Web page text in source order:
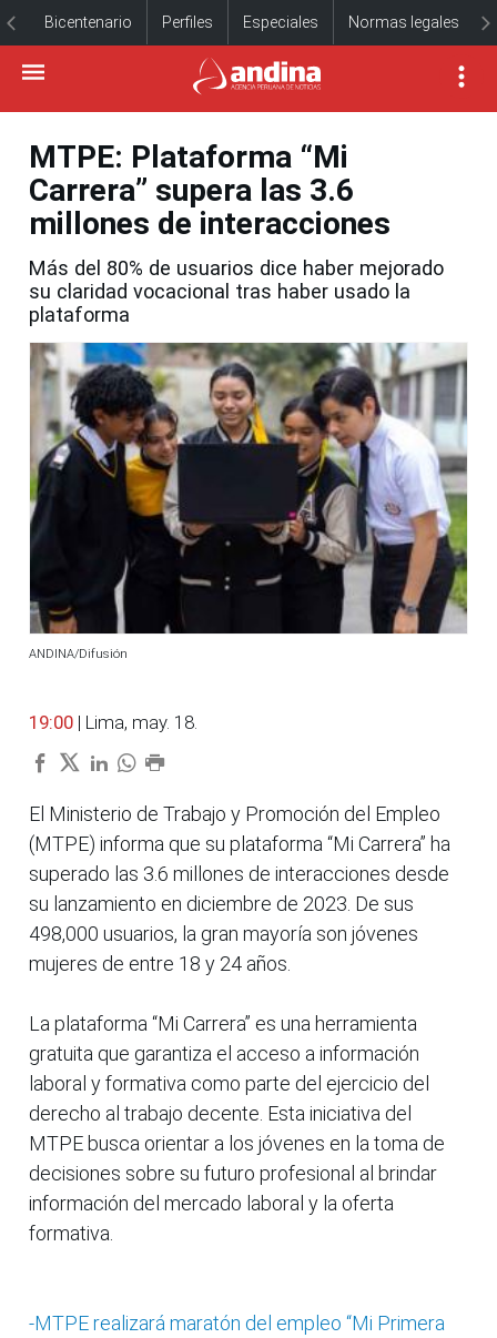
Bicentenario Perfiles Especiales Normas legales
MTPE: Plataforma “Mi
Carrera” supera las 3.6
millones de interacciones
Más del 80% de usuarios dice haber mejorado
su claridad vocacional tras haber usado la
plataforma
ANDINA/Difusión
19:00 | Lima, may. 18.
El Ministerio de Trabajo y Promoción del Empleo
(MTPE) informa que su plataforma “Mi Carrera” ha
superado las 3.6 millones de interacciones desde
su lanzamiento en diciembre de 2023. De sus
498,000 usuarios, la gran mayoría son jóvenes
mujeres de entre 18 y 24 años.
La plataforma “Mi Carrera” es una herramienta
gratuita que garantiza el acceso a información
laboral y formativa como parte del ejercicio del
derecho al trabajo decente. Esta iniciativa del
MTPE busca orientar a los jóvenes en la toma de
decisiones sobre su futuro profesional al brindar
información del mercado laboral y la oferta
formativa.
-MTPE realizará maratón del empleo “Mi Primera